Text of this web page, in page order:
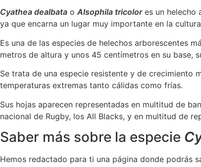
Cyathea dealbata oAlsophila tricolores un helecho
ya que encarna un lugar muy importante en la
Es una de las especies de helechos arborescentes
metros de altura y unos 45 centímetros en su base,
Se trata de una especie resistente y de crecimiento
temperaturas extremas tanto cálidas como frías.
Sus hojas aparecen representadas en multitud de
nacional de Rugby, los All Blacks, y en multitud de
Saber más sobre la especie
Hemos redactado para ti una página donde podrás